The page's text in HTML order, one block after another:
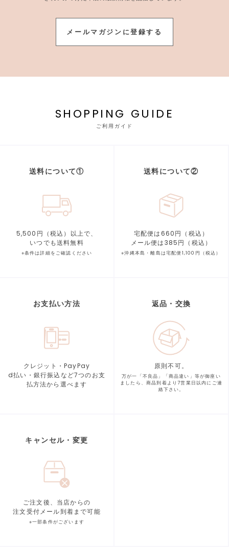
メールマガジンに登録する
SHOPPING GUIDE
ご利用ガイド
送料について①
5,500円（税込）以上で、
いつでも送料無料
※条件は詳細をご確認ください
送料について②
宅配便は660円（税込）
メール便は385円（税込）
※沖縄本島・離島は宅配便1,100円（税込）
お支払い方法
クレジット・PayPay
d払い・銀行振込など7つのお支
払方法から選べます
返品・交換
原則不可。
万が一「不良品」「商品違い」等が御座い
ましたら、商品到着より7営業日以内にご連
絡下さい。
キャンセル・変更
ご注文後、当店からの
注文受付メール到着まで可能
※一部条件がございます